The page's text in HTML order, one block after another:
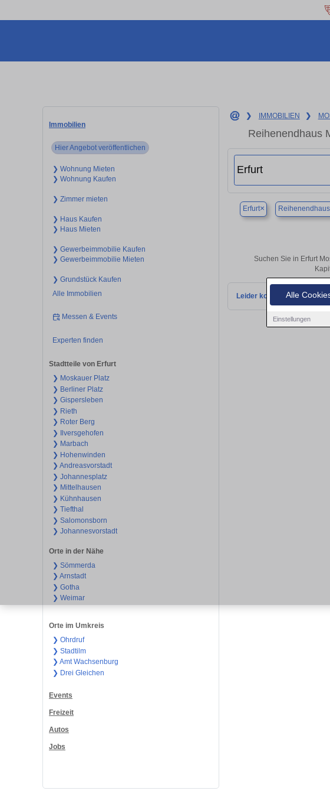
Alle
Einstellungen
Immobilien
Hier Angebot veröffentlichen
❯ Wohnung Mieten
❯ Wohnung Kaufen
❯ Zimmer mieten
❯ Haus Kaufen
❯ Haus Mieten
❯ Gewerbeimmobilie Kaufen
❯ Gewerbeimmobilie Mieten
❯ Grundstück Kaufen
Alle Immobilien
Messen & Events
Experten finden
Stadtteile von Erfurt
❯ Moskauer Platz
❯ Berliner Platz
❯ Gispersleben
❯ Rieth
❯ Roter Berg
❯ Ilversgehofen
❯ Marbach
❯ Hohenwinden
❯ Andreasvorstadt
❯ Johannesplatz
❯ Mittelhausen
❯ Kühnhausen
❯ Tiefthal
❯ Salomonsborn
❯ Johannesvorstadt
Orte in der Nähe
❯ Sömmerda
❯ Arnstadt
❯ Gotha
❯ Weimar
Orte im Umkreis
❯ Ohrdruf
❯ Stadtilm
❯ Amt Wachsenburg
❯ Drei Gleichen
Events
Freizeit
Autos
Jobs
❯ IMMOBILIEN ❯
Reihenendhaus
Erfurt×
Suchen Sie in Erfurt
Leider konnten wir derzeit